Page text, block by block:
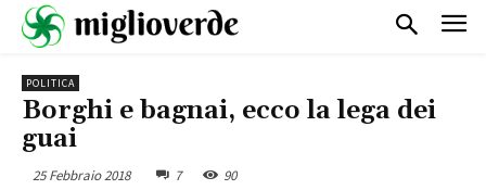
POLITICA
Borghi e bagnai, ecco la lega dei
guai
25 Febbraio 2018 7 90